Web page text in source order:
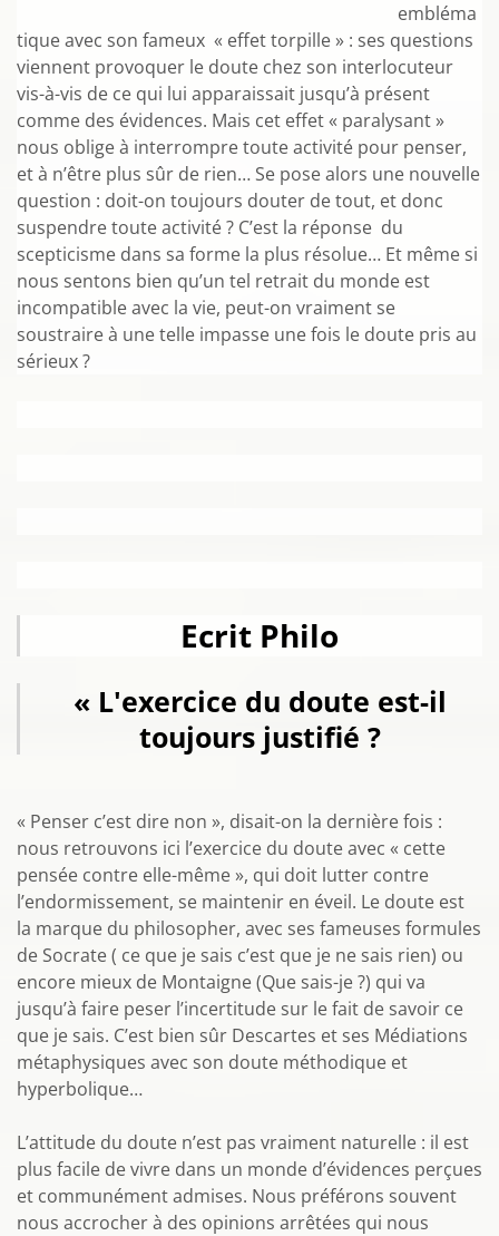
embléma
tique avec son fameux « effet torpille » : ses questions
viennent provoquer le doute chez son interlocuteur
vis-à-vis de ce qui lui apparaissait jusqu’à présent
comme des évidences. Mais cet effet « paralysant »
nous oblige à interrompre toute activité pour penser,
et à n’être plus sûr de rien… Se pose alors une nouvelle
question : doit-on toujours douter de tout, et donc
suspendre toute activité ? C’est la réponse du
scepticisme dans sa forme la plus résolue… Et même si
nous sentons bien qu’un tel retrait du monde est
incompatible avec la vie, peut-on vraiment se
soustraire à une telle impasse une fois le doute pris au
sérieux ?
Ecrit Philo
« L'exercice du doute est-il
toujours justifié ?
« Penser c’est dire non », disait-on la dernière fois :
nous retrouvons ici l’exercice du doute avec « cette
pensée contre elle-même », qui doit lutter contre
l’endormissement, se maintenir en éveil. Le doute est
la marque du philosopher, avec ses fameuses formules
de Socrate ( ce que je sais c’est que je ne sais rien) ou
encore mieux de Montaigne (Que sais-je ?) qui va
jusqu’à faire peser l’incertitude sur le fait de savoir ce
que je sais. C’est bien sûr Descartes et ses Médiations
métaphysiques avec son doute méthodique et
hyperbolique…
L’attitude du doute n’est pas vraiment naturelle : il est
plus facile de vivre dans un monde d’évidences perçues
et communément admises. Nous préférons souvent
nous accrocher à des opinions arrêtées qui nous